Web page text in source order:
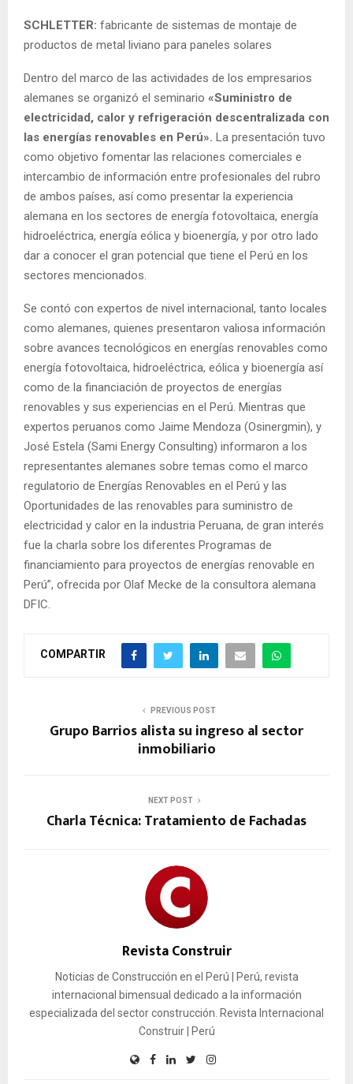
SCHLETTER: fabricante de sistemas de montaje de
productos de metal liviano para paneles solares
Dentro del marco de las actividades de los empresarios
alemanes se organizó el seminario «Suministro de
electricidad, calor y refrigeración descentralizada con
las energías renovables en Perú». La presentación tuvo
como objetivo fomentar las relaciones comerciales e
intercambio de información entre profesionales del rubro
de ambos países, así como presentar la experiencia
alemana en los sectores de energía fotovoltaica, energía
hidroeléctrica, energía eólica y bioenergía, y por otro lado
dar a conocer el gran potencial que tiene el Perú en los
sectores mencionados.
Se contó con expertos de nivel internacional, tanto locales
como alemanes, quienes presentaron valiosa información
sobre avances tecnológicos en energías renovables como
energía fotovoltaica, hidroeléctrica, eólica y bioenergía así
como de la financiación de proyectos de energías
renovables y sus experiencias en el Perú. Mientras que
expertos peruanos como Jaime Mendoza (Osinergmin), y
José Estela (Sami Energy Consulting) informaron a los
representantes alemanes sobre temas como el marco
regulatorio de Energías Renovables en el Perú y las
Oportunidades de las renovables para suministro de
electricidad y calor en la industria Peruana, de gran interés
fue la charla sobre los diferentes Programas de
financiamiento para proyectos de energías renovable en
Perú”, ofrecida por Olaf Mecke de la consultora alemana
DFIC.
COMPARTIR
PREVIOUS POST
Grupo Barrios alista su ingreso al sector
inmobiliario
NEXT POST
Charla Técnica: Tratamiento de Fachadas
Revista Construir
Noticias de Construcción en el Perú | Perú, revista
internacional bimensual dedicado a la información
especializada del sector construcción. Revista Internacional
Construir | Perú